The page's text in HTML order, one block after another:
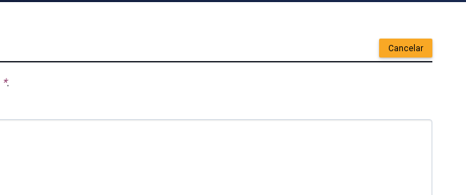
Cancelar
*.